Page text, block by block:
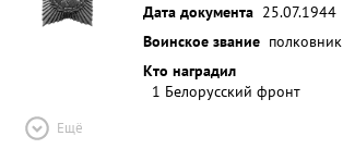
Дата документа 25.07.1944
Воинское звание полковник
Кто наградил
1 Белорусский фронт
Ещё